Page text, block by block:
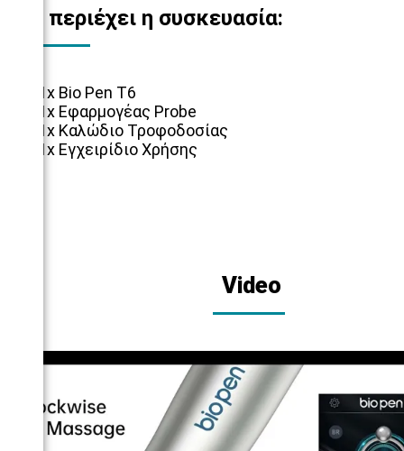
Τι περιέχει η συσκευασία:
1x Bio Pen T6
1x Εφαρμογέας Probe
1x Καλώδιο Τροφοδοσίας
1x Εγχειρίδιο Χρήσης
Video